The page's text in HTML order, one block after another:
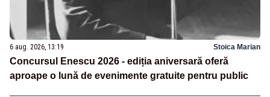
6 aug. 2026, 13:19 Stoica Marian
Concursul Enescu 2026 - ediția aniversară oferă
aproape o lună de evenimente gratuite pentru public